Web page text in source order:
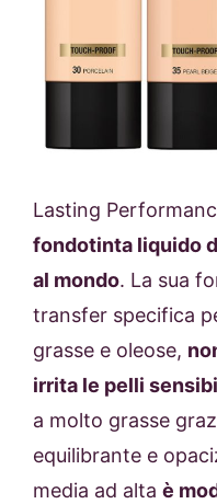
Lasting
fondotinta liquido
al mondo. La sua
transfer specifica
grasse e oleose,
irrita le pelli
a molto grasse
equilibrante e
media ad alta è